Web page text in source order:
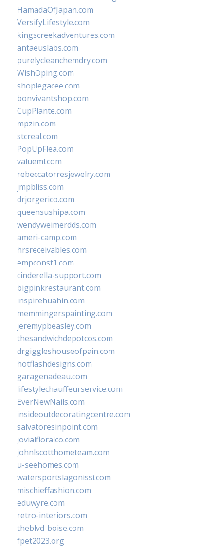
HamadaOfJapan.com
VersifyLifestyle.com
kingscreekadventures.com
antaeuslabs.com
purelycleanchemdry.com
WishOping.com
shoplegacee.com
bonvivantshop.com
CupPlante.com
mpzin.com
stcreal.com
PopUpFlea.com
valueml.com
rebeccatorresjewelry.com
jmpbliss.com
drjorgerico.com
queensushipa.com
wendyweimerdds.com
ameri-camp.com
hrsreceivables.com
empconst1.com
cinderella-support.com
bigpinkrestaurant.com
inspirehuahin.com
memmingerspainting.com
jeremypbeasley.com
thesandwichdepotcos.com
drgiggleshouseofpain.com
hotflashdesigns.com
garagenadeau.com
lifestylechauffeurservice.com
EverNewNails.com
insideoutdecoratingcentre.com
salvatoresinpoint.com
jovialfloralco.com
johnlscotthometeam.com
u-seehomes.com
watersportslagonissi.com
mischieffashion.com
eduwyre.com
retro-interiors.com
theblvd-boise.com
fpet2023.org